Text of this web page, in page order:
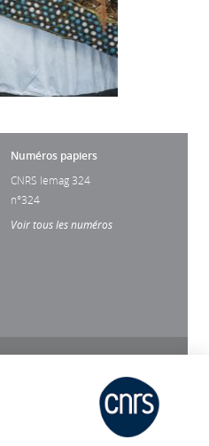
Numéros papiers
CNRS lemag 324
n°324
Voir tous les numéros